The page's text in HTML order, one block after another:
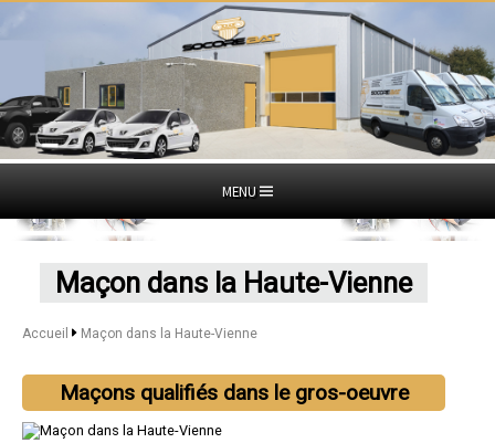
MENU
Maçon dans la Haute-Vienne
Accueil Maçon dans la Haute-Vienne
Maçons qualifiés dans le gros-oeuvre